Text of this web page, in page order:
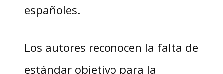
españoles.
Los autores reconocen la falta de
estándar objetivo para la